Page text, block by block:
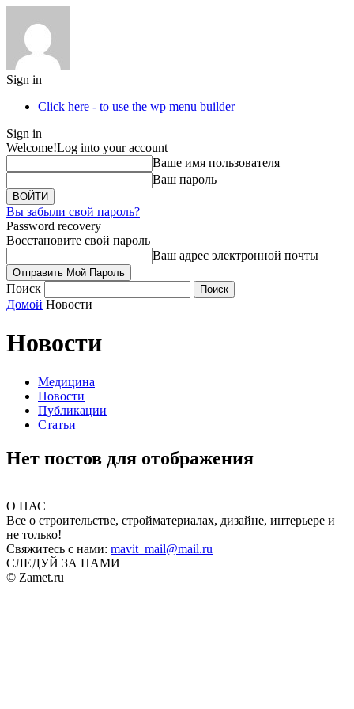
Sign in
Click here - to use the wp menu builder
Sign in
Welcome!Log into your account
Ваше имя пользователя
Ваш пароль
Вы забыли свой пароль?
Password recovery
Восстановите свой пароль
Ваш адрес электронной почты
Поиск
Домой Новости
Новости
Медицина
Новости
Публикации
Статьи
Нет постов для отображения
О НАС
Все о строительстве, стройматериалах, дизайне, интерьере и
не только!
Свяжитесь с нами: mavit_mail@mail.ru
СЛЕДУЙ ЗА НАМИ
© Zamet.ru